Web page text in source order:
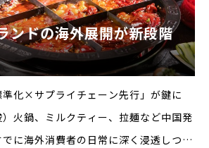
ンドの海外展開が新段階
準化×サプライチェーン先行」が鍵に
）火鍋、ミルクティー、拉麺など中国発
に海外消費者の日常に深く浸透しつつ